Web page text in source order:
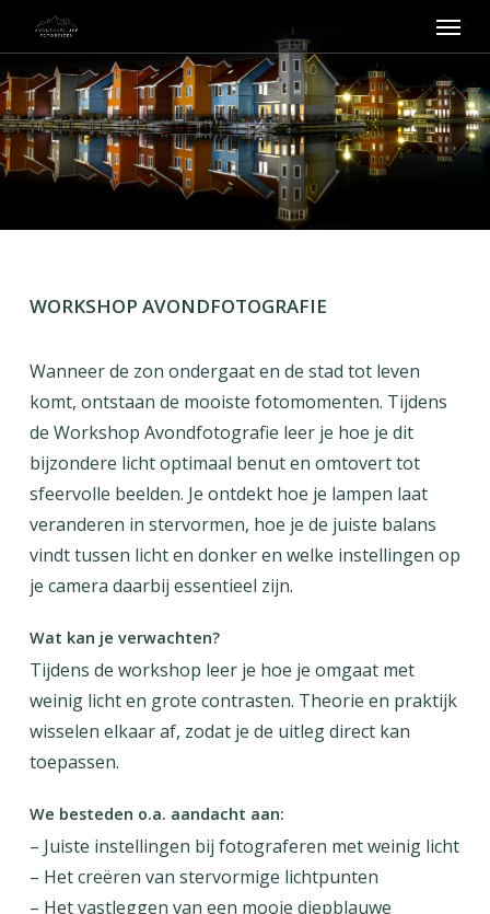
main
content
Menu
WORKSHOP AVONDFOTOGRAFIE
Wanneer de zon ondergaat en de stad tot leven
komt, ontstaan de mooiste fotomomenten. Tijdens
de Workshop Avondfotografie leer je hoe je dit
bijzondere licht optimaal benut en omtovert tot
sfeervolle beelden. Je ontdekt hoe je lampen laat
veranderen in stervormen, hoe je de juiste balans
vindt tussen licht en donker en welke instellingen op
je camera daarbij essentieel zijn.
Wat kan je verwachten?
Tijdens de workshop leer je hoe je omgaat met
weinig licht en grote contrasten. Theorie en praktijk
wisselen elkaar af, zodat je de uitleg direct kan
toepassen.
We besteden o.a. aandacht aan:
– Juiste instellingen bij fotograferen met weinig licht
– Het creëren van stervormige lichtpunten
– Het vastleggen van een mooie diepblauwe